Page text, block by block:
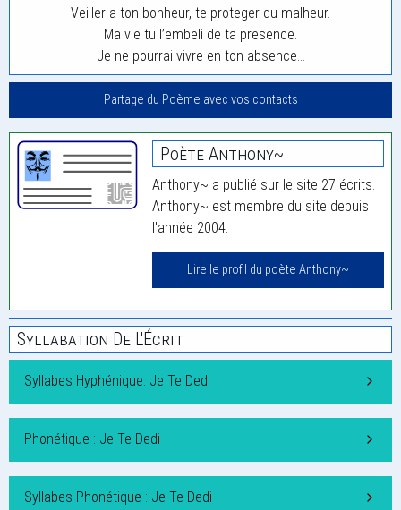
Veiller a ton bonheur, te proteger du malheur.
Ma vie tu l’embeli de ta presence.
Je ne pourrai vivre en ton absence…
Partage du Poème avec vos contacts
Poète Anthony~
Anthony~ a publié sur le site 27 écrits.
Anthony~ est membre du site depuis
l'année 2004.
Lire le profil du poète Anthony~
Syllabation De L'Écrit
Syllabes Hyphénique: Je Te Dedi
Phonétique : Je Te Dedi
Syllabes Phonétique : Je Te Dedi